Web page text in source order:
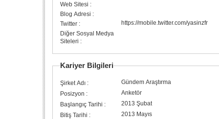
Web Sitesi :
Blog Adresi :
Twitter :
https://mobile.twitter.com/yasinzfr
Diğer Sosyal Medya
Siteleri :
Kariyer Bilgileri
Şirket Adı :
Gündem Araştırma
Posizyon :
Anketör
Başlangıç Tarihi :
2013 Şubat
Bitiş Tarihi :
2013 Mayıs